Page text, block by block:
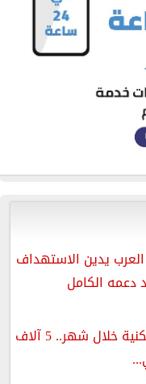
يدين الاستهداف
دعمه الكامل
طرح 20 ألف وحدة سكنية خلال شهر.. 5 آلاف